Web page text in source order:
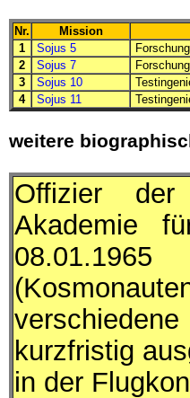
Nr. Mission
1
Sojus 5
2
Sojus 7
3
Sojus 10
4
Sojus 11
weitere
Offizier der
Akademie
verschiedene
kurzfristig
in der